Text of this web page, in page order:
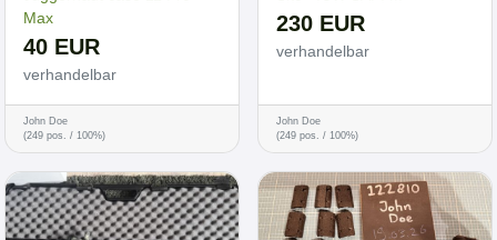
Max
40 EUR
verhandelbar
John Doe
(249 pos. / 100%)
230 EUR
verhandelbar
John Doe
(249 pos. / 100%)